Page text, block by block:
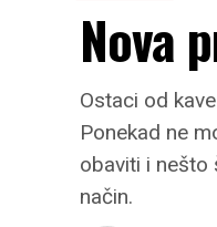
Nova
Ostaci od
Ponekad ne
obaviti i nešto
način.